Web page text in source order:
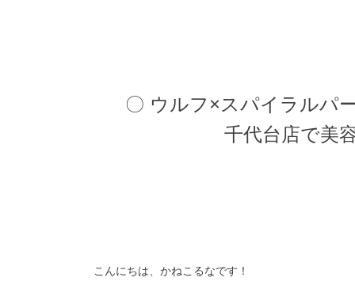
〇 ウルフ×スパイラルパ
千代台店で美
こんにちは、かねこるなです！